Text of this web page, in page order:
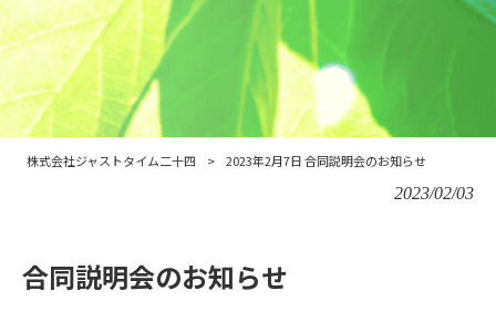
株式会社ジャストタイム二十四 > 2023年2月7日 合同説明会のお知らせ
2023/02/03
合同説明会のお知らせ